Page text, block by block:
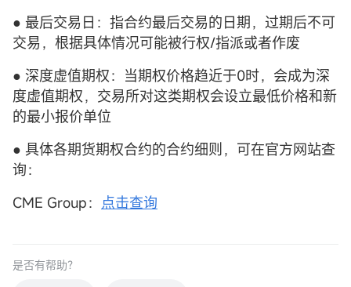
● 最后交易日：指合约最后交易的日期，过期后不可
交易，根据具体情况可能被行权/指派或者作废
● 深度虚值期权：当期权价格趋近于0时，会成为深
度虚值期权，交易所对这类期权会设立最低价格和新
的最小报价单位
● 具体各期货期权合约的合约细则，可在官方网站查
询：
CME Group： 点击查询
是否有帮助？